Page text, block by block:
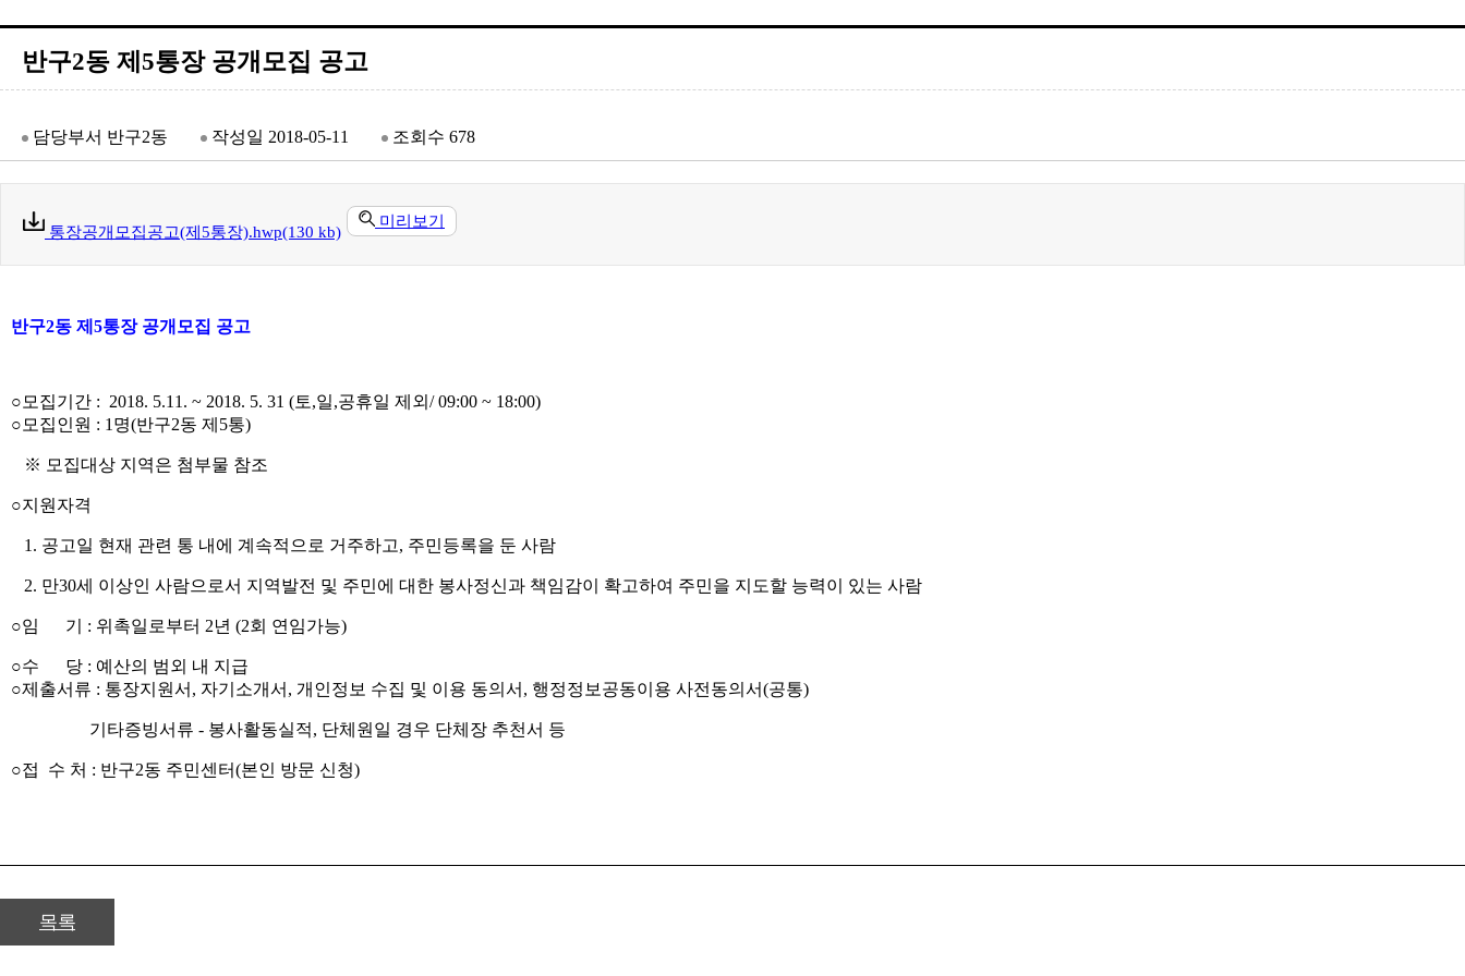
반구2동 제5통장 공개모집 공고
담당부서 반구2동 작성일 2018-05-11 조회수 678
통장공개모집공고(제5통장).hwp(130 kb)
미리보기
반구2동 제5통장 공개모집 공고
○모집기간 : 2018. 5.11. ~ 2018. 5. 31 (토,일,공휴일 제외/ 09:00 ~ 18:00)
○모집인원 : 1명(반구2동 제5통)
※ 모집대상 지역은 첨부물 참조
○지원자격
1. 공고일 현재 관련 통 내에 계속적으로 거주하고, 주민등록을 둔 사람
2. 만30세 이상인 사람으로서 지역발전 및 주민에 대한 봉사정신과 책임감이 확고하여 주민을 지도할 능력이 있는 사람
○임 기 : 위촉일로부터 2년 (2회 연임가능)
○수 당 : 예산의 범외 내 지급
○제출서류 : 통장지원서, 자기소개서, 개인정보 수집 및 이용 동의서, 행정정보공동이용 사전동의서(공통)
기타증빙서류 - 봉사활동실적, 단체원일 경우 단체장 추천서 등
○접 수 처 : 반구2동 주민센터(본인 방문 신청)
목록